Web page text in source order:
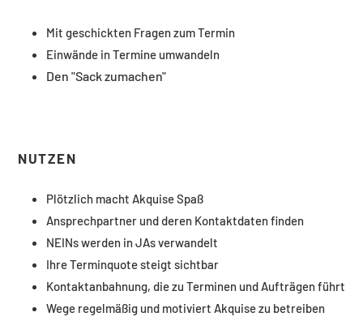
Mit geschickten Fragen zum Termin
Einwände in Termine umwandeln
Den "Sack zumachen"
NUTZEN
Plötzlich macht Akquise Spaß
Ansprechpartner und deren Kontaktdaten finden
NEINs werden in JAs verwandelt
Ihre Terminquote steigt sichtbar
Kontaktanbahnung, die zu Terminen und Aufträgen führt
Wege regelmäßig und motiviert Akquise zu betreiben